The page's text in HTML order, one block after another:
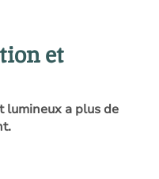
et
lumineux a plus de